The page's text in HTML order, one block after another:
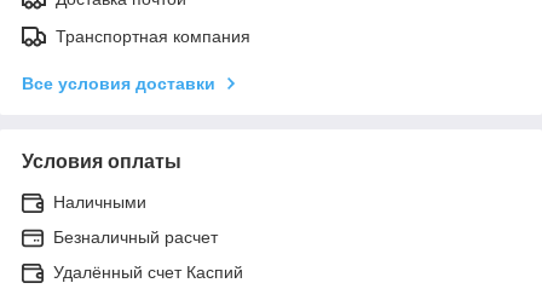
Транспортная компания
Все условия доставки
Условия оплаты
Наличными
Безналичный расчет
Удалённый счет Каспий